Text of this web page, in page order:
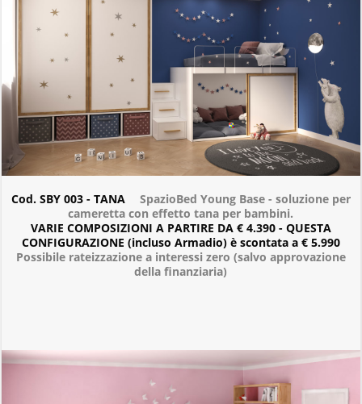
Cod. SBY 003 - TANASpazioBed Young Base - soluzione per
cameretta con effetto tana per bambini.
VARIE COMPOSIZIONI A PARTIRE DA € 4.390 - QUESTA
CONFIGURAZIONE (incluso Armadio) è scontata a € 5.990
Possibile rateizzazione a interessi zero (salvo approvazione
della finanziaria)